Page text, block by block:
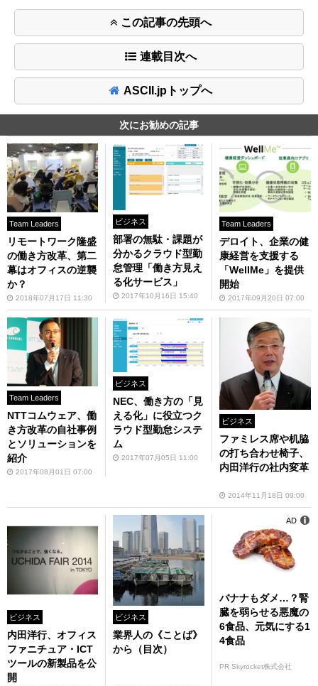
この記事の先頭へ
連載目次へ
ASCII.jpトップへ
次にお勧めの記事
Team Leaders
リモートワーク隆盛
の働き方改革、第二
幕はオフィスの逆襲
か？
2018年07月17日 11:30
ビジネス
部署の無駄・課題が
分かるクラウド型勤
怠管理「働き方見え
る化サービス」
2017年10月16日 15:40
Team Leaders
デロイト、企業の健
康経営を支援する
「WellMe」を提供
開始
2017年09月20日 07:00
Team Leaders
NTTコムウェア、働
き方改革の自社事例
とソリューションを
紹介
2017年08月01日 07:00
ビジネス
NEC、働き方の「見
える化」に役立つク
ラウド型勤怠システ
ム
2017年07月05日 11:00
ビジネス
ファミレス席や机脇
の打ち合わせ椅子、
内田洋行の社内変革
2014年11月18日 09:00
ビジネス
内田洋行、オフィス
ファニチュア・ICT
ツールの新製品を公
開
ビジネス
業界人の《ことば》
から（目次）
バナナもダメ…？腎
臓を弱らせる悪魔の
6食品、元気にする1
4食品
PR Skyrocket株式会社
AD